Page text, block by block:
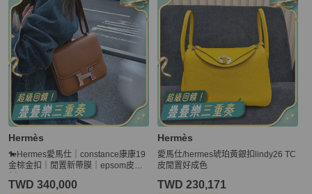
Hermès
🐎Hermes愛馬仕｜constance康康19
金棕金扣｜閒置新帶膜｜epsom皮｜Y
TWD 340,000
Hermès
愛馬仕/hermes琥珀黃銀扣lindy26 TC
皮閒置好成色
TWD 230,171